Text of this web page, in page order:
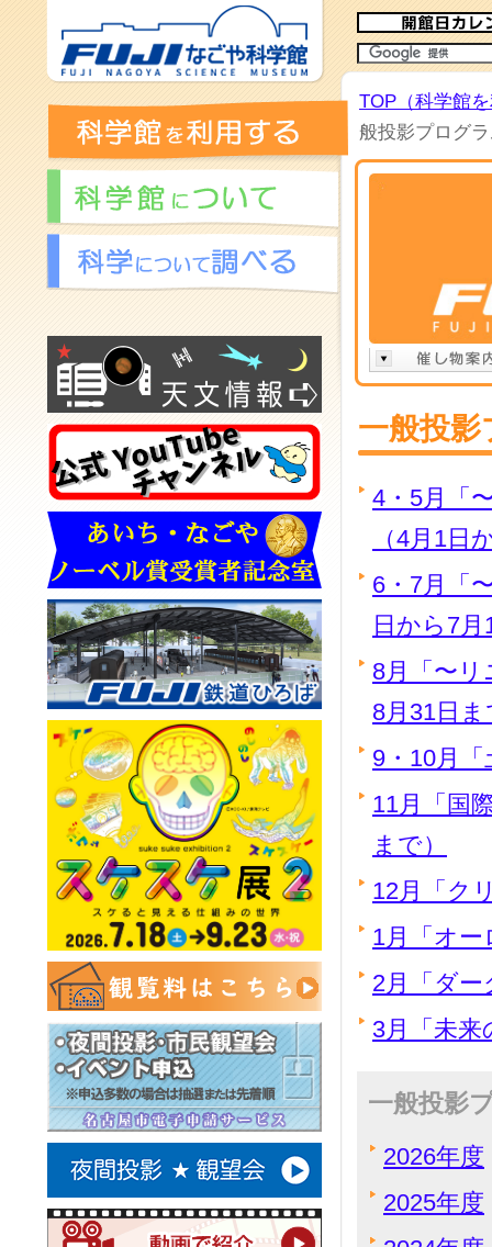
TOP（科学館
般投影プログ
一般投
4・5月「
（4月1日
6・7月「
日から7
8月「〜リ
8月31日
9・10月
11月「国
まで）
12月「ク
1月「オー
2月「ダー
3月「未来
一般投影
2026年度
2025年度